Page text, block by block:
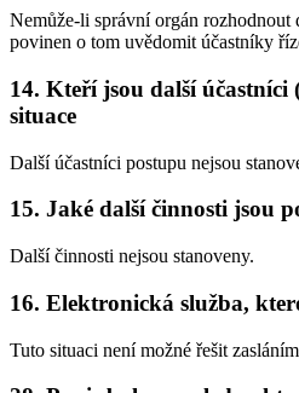
Nemůže-li správní orgán
povinen o tom uvědomit účastníky
14. Kteří jsou další účastníci
situace
Další účastníci postupu nejsou
15. Jaké další činnosti jsou
Další činnosti nejsou stanoveny.
16. Elektronická služba,
Tuto situaci není možné řešit